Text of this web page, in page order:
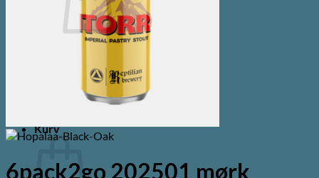
Tilbage til shoppen
Kurv
6pack2go 202501 mørk